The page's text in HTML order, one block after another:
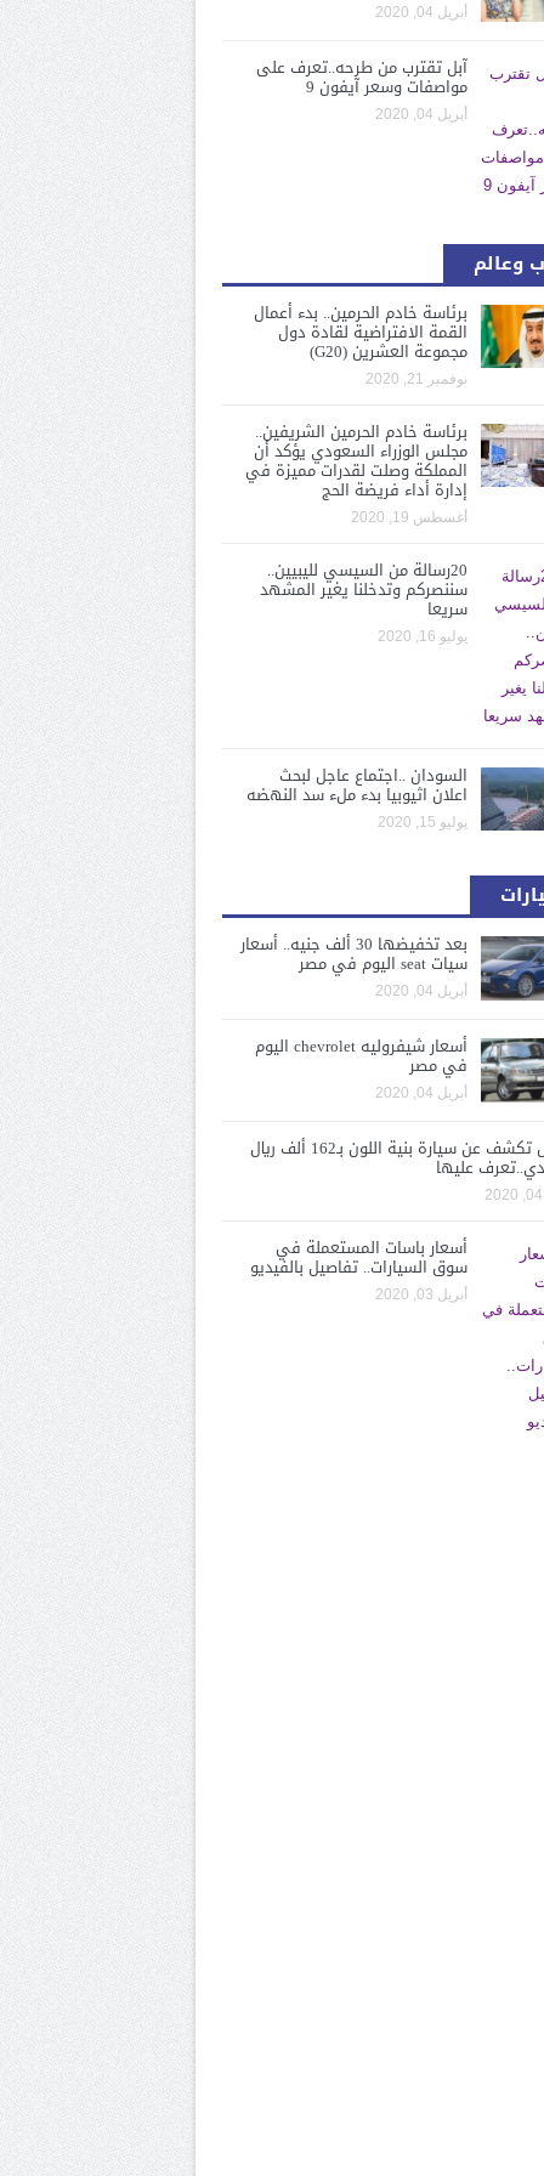
أبريل 04, 2020
آبل تقترب من طرحه..تعرف على
مواصفات وسعر آيفون 9
أبريل 04, 2020
وعالم
برئاسة خادم الحرمين.. بدء أعمال
القمة الافتراضية لقادة دول
مجموعة العشرين (G20)
نوفمبر 21, 2020
برئاسة خادم الحرمين الشريفين..
مجلس الوزراء السعودي يؤكد أن
المملكة وصلت لقدرات مميزة في
إدارة أداء فريضة الحج
أغسطس 19, 2020
20رسالة من السيسي لليبيين..
سننصركم وتدخلنا يغير المشهد
سريعا
يوليو 16, 2020
السودان ..اجتماع عاجل لبحث
اعلان اثيوبيا بدء ملء سد النهضه
يوليو 15, 2020
بعد تخفيضها 30 ألف جنيه.. أسعار
سيات seat اليوم في مصر
أبريل 04, 2020
أسعار شيفروليه chevrolet اليوم
في مصر
أبريل 04, 2020
لكزس تكشف عن سيارة بنية اللون بـ162 ألف ريال
عليها
أسعار باسات المستعملة في
سوق السيارات.. تفاصيل بالفيديو
أبريل 03, 2020